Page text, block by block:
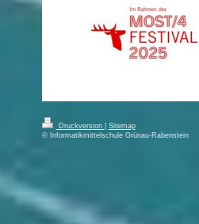
Druckversion
Sitemap
© Informatikmittelschule Grünau-Rabenstein